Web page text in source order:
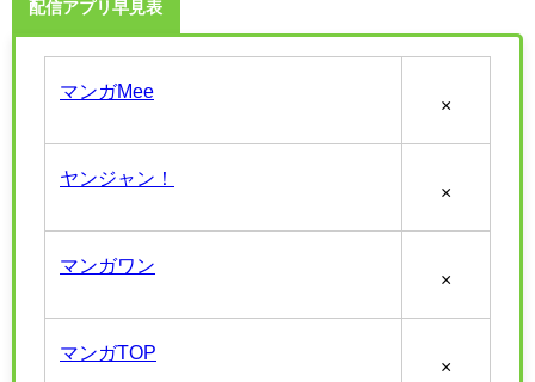
配信アプリ早見表
マンガMee
×
ヤンジャン！
×
マンガワン
×
マンガTOP
×